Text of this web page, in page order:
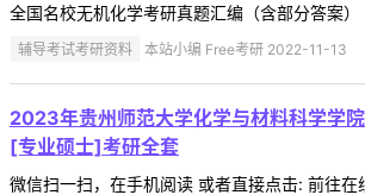
全国名校无机化学考研真题汇编（含部分答案）
辅导考试考研资料 本站小编 Free考研 2022-11-13
2023年贵州师范大学化学与材料科学学
[专业硕士]考研全套
微信扫一扫，在手机阅读 或者直接点击: 前往在